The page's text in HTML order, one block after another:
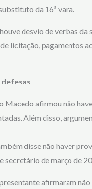
da 16ª vara.
desvio de verbas
licitação, pagamentos
defesas
Macedo afirmou não
Além disso,
disse não haver
secretário de março de
afirmaram